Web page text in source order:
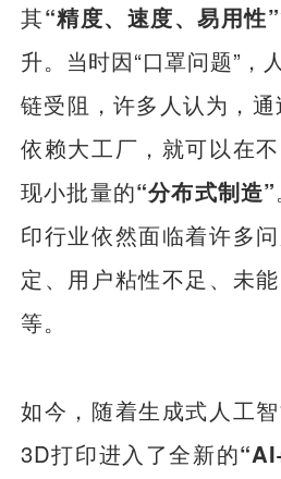
其“精度、速度、易用性”
升。当时因“口罩问题”，
链受阻，许多人认为，
依赖大工厂，就可以在
现小批量的“分布式制造”
印行业依然面临着许多
定、用户粘性不足、未
等。
如今，随着生成式人工
3D打印进入了全新的